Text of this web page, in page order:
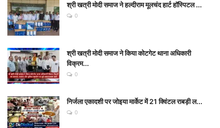
श्री खत्री मोदी समाज ने हल्दीराम मूलचंद हार्ट हॉस्पिटल ...
0
श्री खत्री मोदी समाज ने किया कोटगेट थाना अधिकारी
विक्रम...
0
निर्जला एकादशी पर जोइया मार्केट में 21 क्विंटल राबड़ी ल...
0